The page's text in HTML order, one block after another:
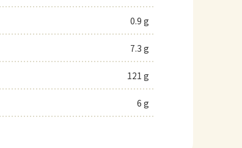
0.9 g
7.3 g
121 g
6 g